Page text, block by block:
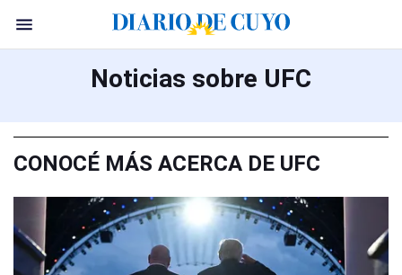
Noticias sobre UFC
CONOCÉ MÁS ACERCA DE UFC